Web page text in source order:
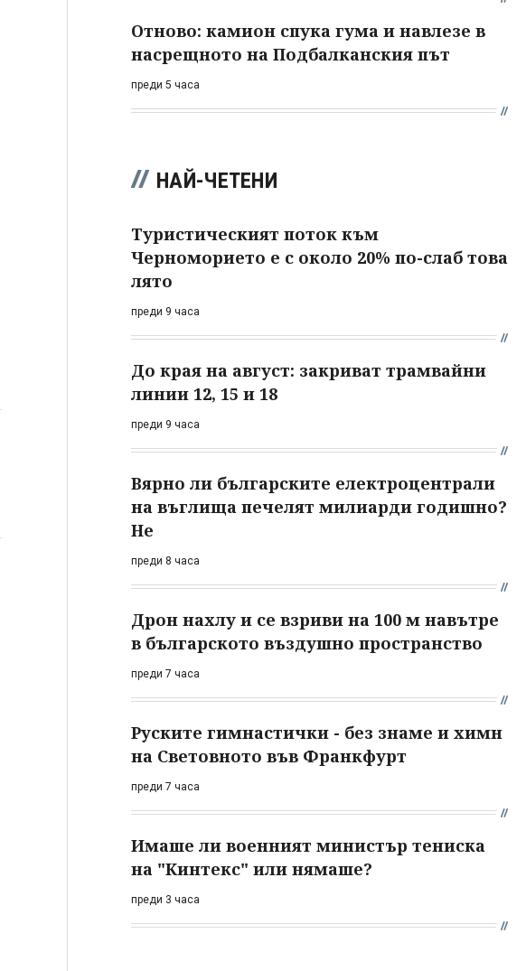
Отново: камион спука гума и навлезе в
насрещното на Подбалканския път
преди 5 часа
НАЙ-ЧЕТЕНИ
Туристическият поток към
Черноморието е с около 20% по-слаб това
лято
преди 9 часа
До края на август: закриват трамвайни
линии 12, 15 и 18
преди 9 часа
Вярно ли българските електроцентрали
на въглища печелят милиарди годишно?
Не
преди 8 часа
Дрон нахлу и се взриви на 100 м навътре
в българското въздушно пространство
преди 7 часа
Руските гимнастички - без знаме и химн
на Световното във Франкфурт
преди 7 часа
Имаше ли военният министър тениска
на "Кинтекс" или нямаше?
преди 3 часа